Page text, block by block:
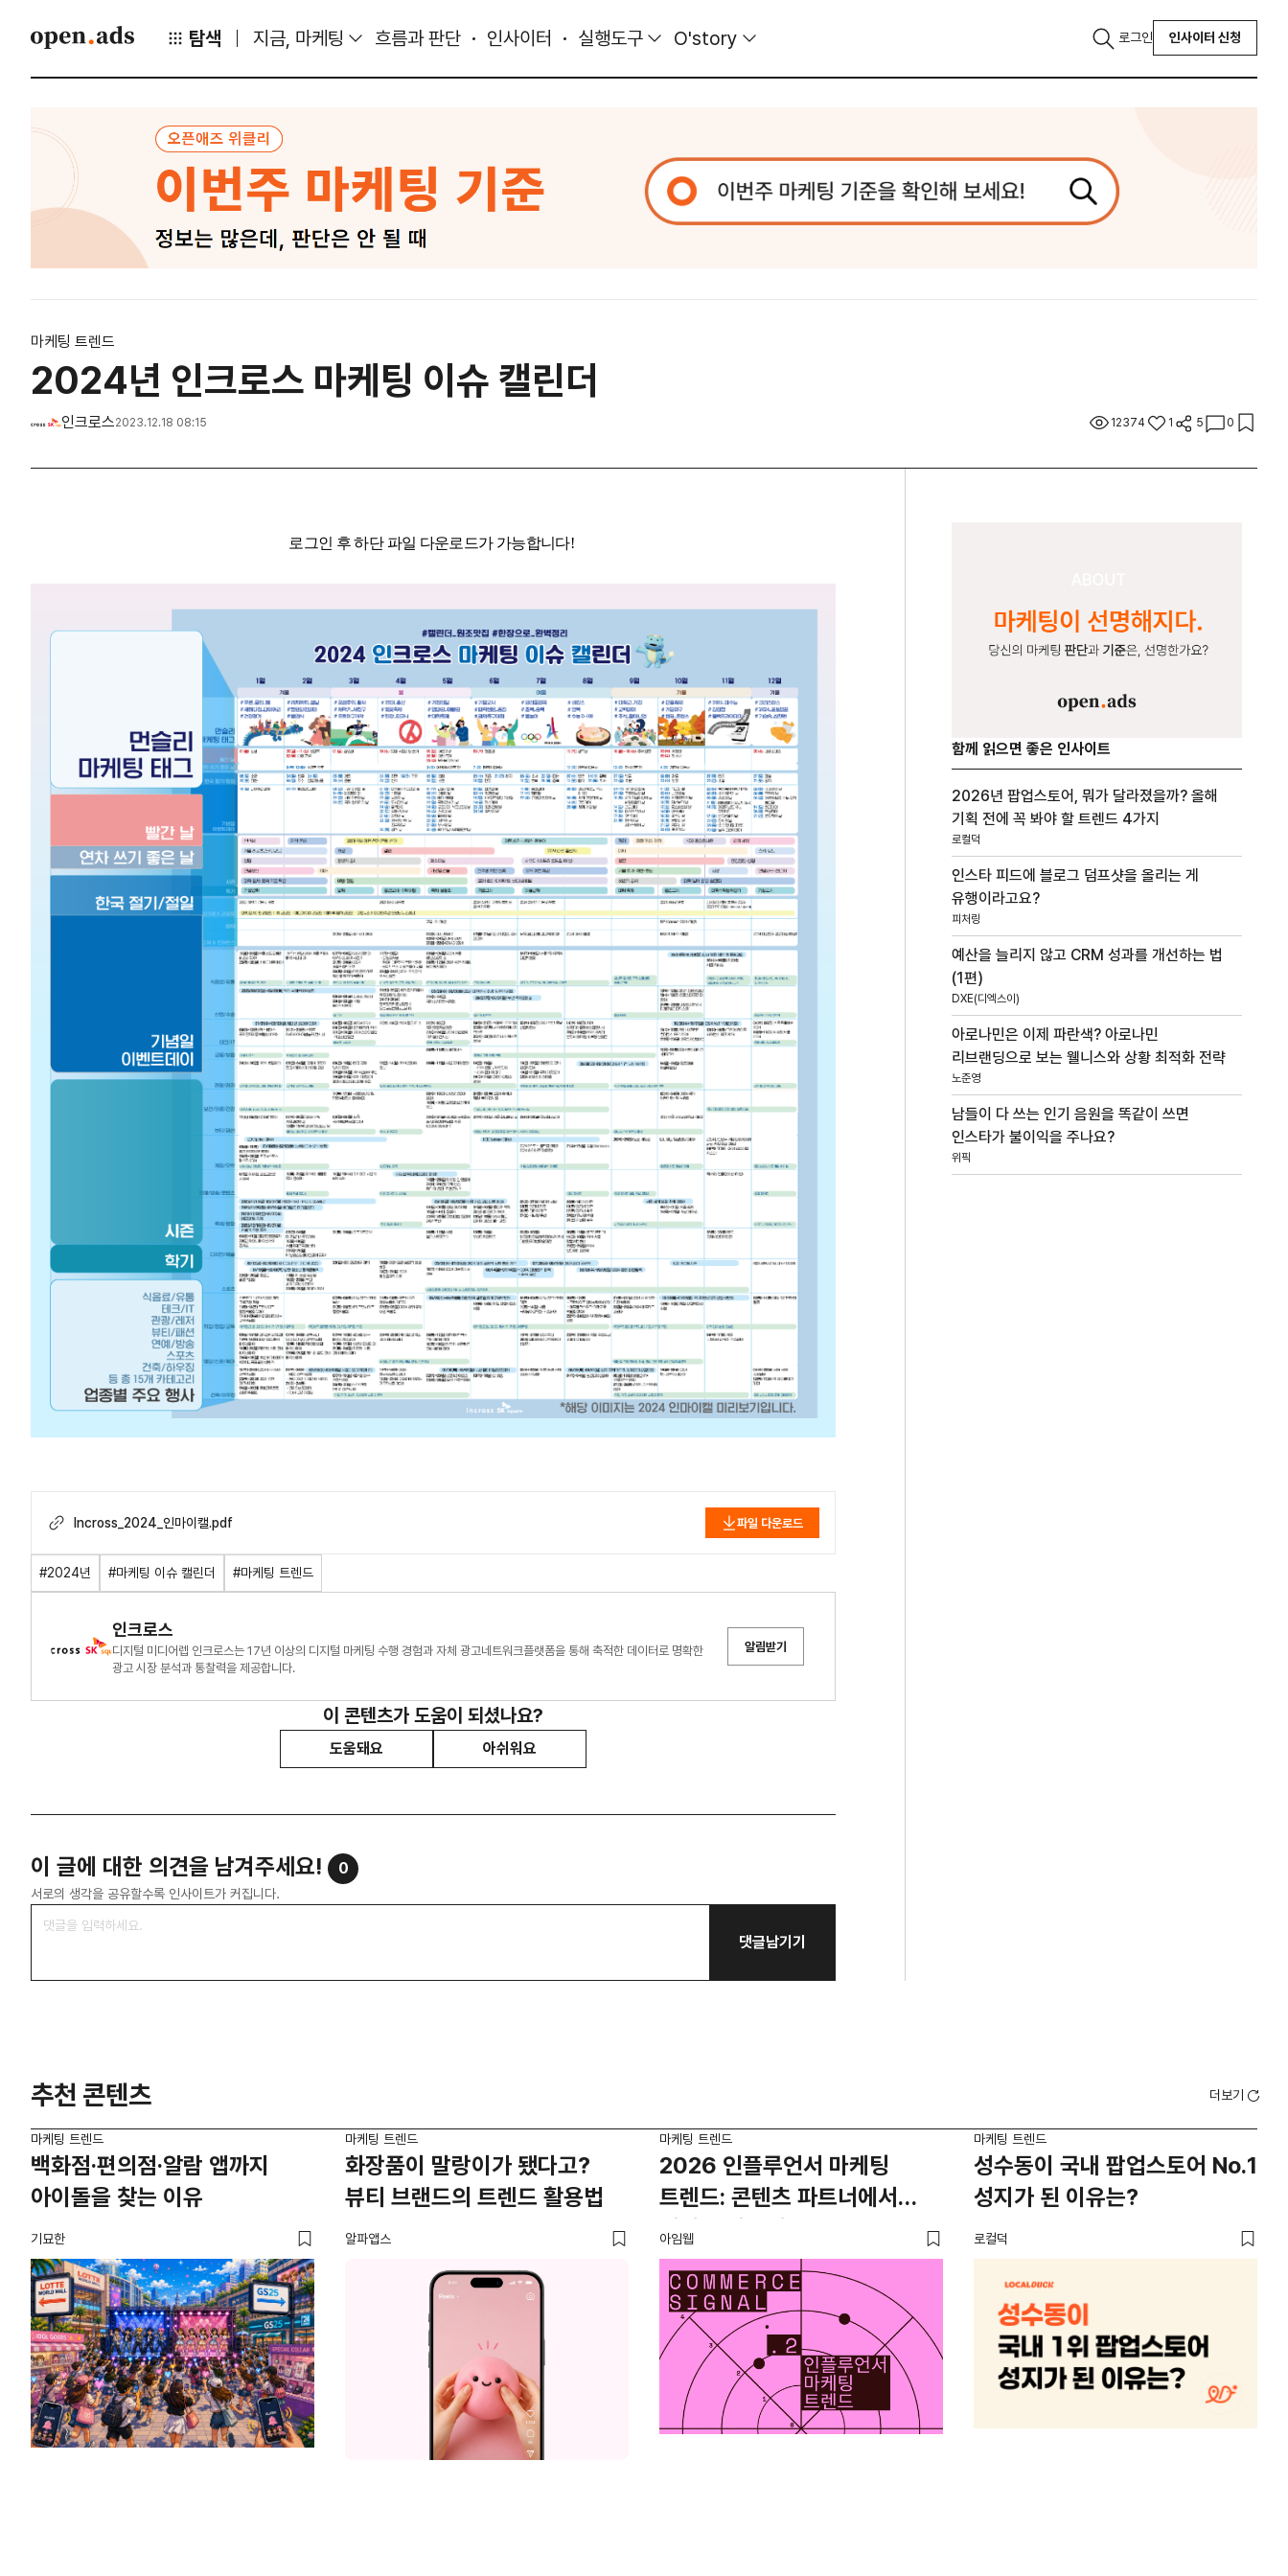
탐색 지금, 마케팅 흐름과 판단 인사이터 실행도구 O'story 로그인 인사이터 신청
마케팅 트렌드
2024년 인크로스 마케팅 이슈 캘린더
인크로스2023.12.18 08:15 12374 1 5 0
로그인 후 하단 파일 다운로드가 가능합니다!
Incross_2024_인마이캘.pdf 파일 다운로드
#2024년 #마케팅 이슈 캘린더 #마케팅 트렌드
인크로스
디지털 미디어렙 인크로스는 17년 이상의 디지털 마케팅 수행 경험과 자체 광고네트워크플랫폼을 통해 축적한 데이터로 명확한
광고 시장 분석과 통찰력을 제공합니다.
알림받기
이 콘텐츠가 도움이 되셨나요?
도움돼요 아쉬워요
이 글에 대한 의견을 남겨주세요! 0
서로의 생각을 공유할수록 인사이트가 커집니다.
댓글남기기
함께 읽으면 좋은 인사이트
2026년 팝업스토어, 뭐가 달라졌을까? 올해
기획 전에 꼭 봐야 할 트렌드 4가지
로컬덕
인스타 피드에 블로그 덤프샷을 올리는 게
유행이라고요?
피처링
예산을 늘리지 않고 CRM 성과를 개선하는 법
(1편)
DXE(디엑스이)
아로나민은 이제 파란색? 아로나민
리브랜딩으로 보는 웰니스와 상황 최적화 전략
노준영
남들이 다 쓰는 인기 음원을 똑같이 쓰면
인스타가 불이익을 주나요?
위픽
추천 콘텐츠 더보기
마케팅 트렌드
백화점·편의점·알람 앱까지
아이돌을 찾는 이유
기묘한
마케팅 트렌드
화장품이 말랑이가 됐다고?
뷰티 브랜드의 트렌드 활용법
알파앱스
마케팅 트렌드
2026 인플루언서 마케팅
트렌드: 콘텐츠 파트너에서
커머스 파트너로
아임웹
마케팅 트렌드
성수동이 국내 팝업스토어 No.1
성지가 된 이유는?
로컬덕